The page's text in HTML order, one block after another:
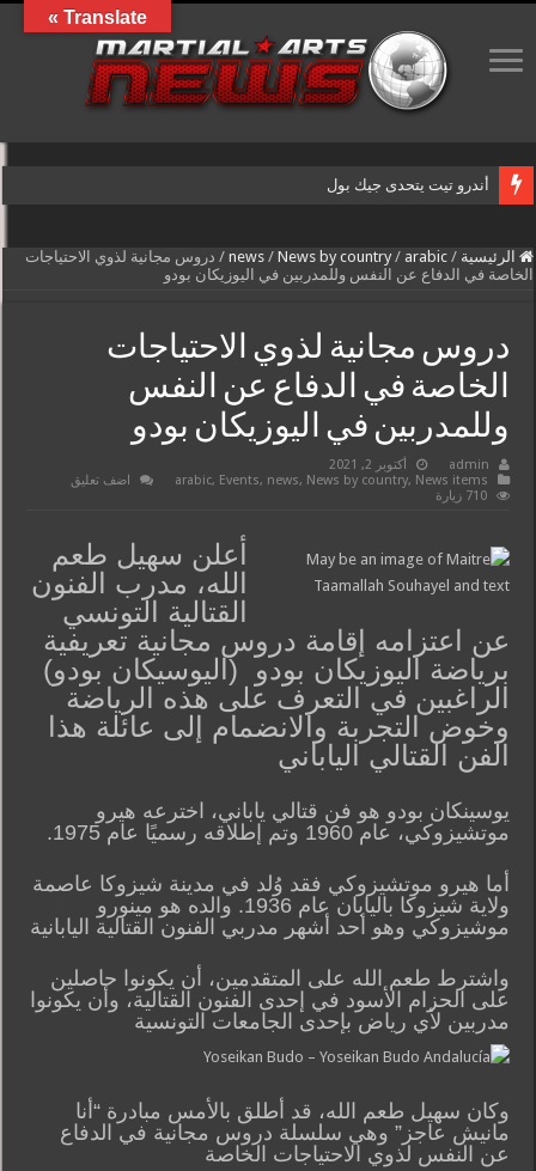
أندرو تيت يتحدى جيك بول
الرئيسية /
news / News by country / arabic
/ دروس مجانية لذوي الاحتياجات
الخاصة في الدفاع عن النفس وللمدربين في اليوزيكان بودو
دروس مجانية لذوي الاحتياجات
الخاصة في الدفاع عن النفس
وللمدربين في اليوزيكان بودو
admin
أكتوبر 2, 2021
arabic, Events, news, News by country, News items
اضف تعليق
710 زيارة
أعلن سهيل طعم
الله، مدرب الفنون
القتالية التونسي
عن اعتزامه إقامة دروس مجانية تعريفية
برياضة اليوزيكان بودو (اليوسيكان بودو)
الراغبين في التعرف على هذه الرياضة
وخوض التجربة والانضمام إلى عائلة هذا
الفن القتالي الياباني
يوسينكان بودو هو فن قتالي ياباني، اخترعه هيرو
موتشيزوكي، عام 1960 وتم إطلاقه رسميًا عام 1975.
أما هيرو موتشيزوكي فقد وُلد في مدينة شيزوكا عاصمة
ولاية شيزوكا باليابان عام 1936. والده هو مينورو
موشيزوكي وهو أحد أشهر مدربي الفنون القتالية اليابانية
واشترط طعم الله على المتقدمين، أن يكونوا حاصلين
على الحزام الأسود في إحدى الفنون القتالية، وأن يكونوا
مدربين لأي رياض بإحدى الجامعات التونسية
وكان سهيل طعم الله، قد أطلق بالأمس مبادرة “أنا
مانيش عاجز” وهي سلسلة دروس مجانية في الدفاع
عن النفس لذوي الاحتياجات الخاصة
Translate »